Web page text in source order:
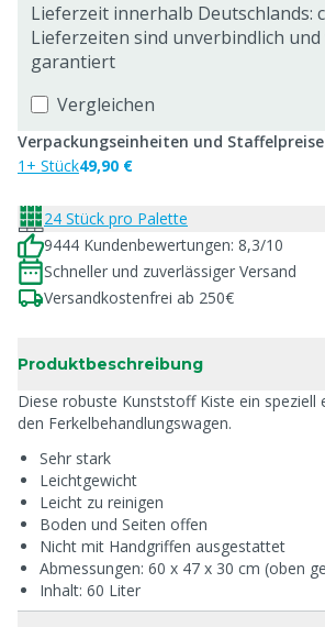
Lieferzeit innerhalb Deutschlands:
Lieferzeiten sind unverbindlich
garantiert
Vergleichen
Verpackungseinheiten und Staffelpreise
1+ Stück49,90 €
24 Stück pro Palette
9444 Kundenbewertungen: 8,3/10
Schneller und zuverlässiger Versand
Versandkostenfrei ab 250€
Produktbeschreibung
Diese robuste Kunststoff Kiste ein
den Ferkelbehandlungswagen.
Sehr stark
Leichtgewicht
Leicht zu reinigen
Boden und Seiten offen
Nicht mit Handgriffen ausgestattet
Abmessungen: 60 x 47 x 30 cm (oben
Inhalt: 60 Liter